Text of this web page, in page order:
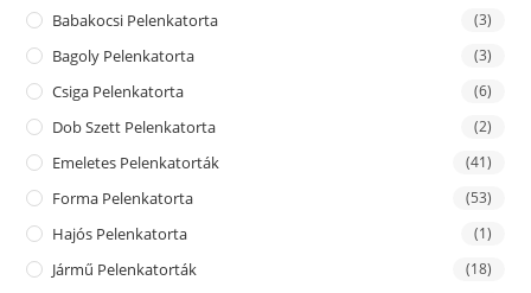
Babakocsi Pelenkatorta (3)
Bagoly Pelenkatorta (3)
Csiga Pelenkatorta (6)
Dob Szett Pelenkatorta (2)
Emeletes Pelenkatorták (41)
Forma Pelenkatorta (53)
Hajós Pelenkatorta (1)
Jármű Pelenkatorták (18)